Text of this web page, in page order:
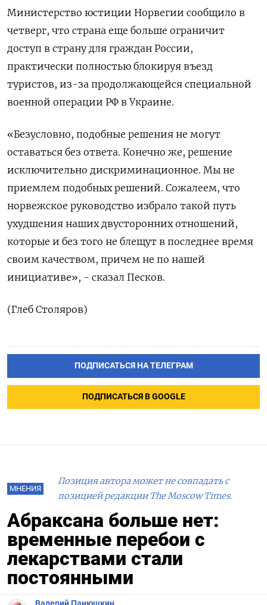
Министерство юстиции Норвегии сообщило в
четверг, что страна еще больше ограничит
доступ в страну для граждан России,
практически полностью блокируя въезд
туристов, из-за продолжающейся специальной
военной операции РФ в Украине.
«Безусловно, подобные решения не могут
оставаться без ответа. Конечно же, решение
исключительно дискриминационное. Мы не
приемлем подобных решений. Сожалеем, что
норвежское руководство избрало такой путь
ухудшения наших двусторонних отношений,
которые и без того не блещут в последнее время
своим качеством, причем не по нашей
инициативе», - сказал Песков.
(Глеб Столяров)
ПОДПИСАТЬСЯ НА ТЕЛЕГРАМ
ПОДПИСАТЬСЯ В GOOGLE
МНЕНИЯ
Позиция автора может не совпадать с
позицией редакции The Moscow Times.
Абраксана больше нет:
временные перебои с
лекарствами стали
постоянными